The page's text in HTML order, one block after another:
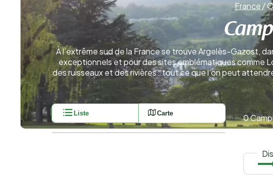
France/
À l’extrême sud de la France se trouve Argelès-Gazost,
exceptionnels et pour des sites emblématiques comme
des ruisseaux et des rivières : tout ce que l’on peut
Liste Carte 0